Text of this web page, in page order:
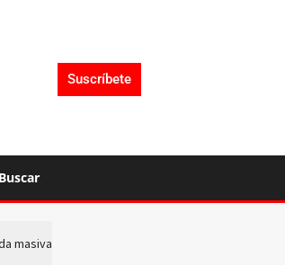
Suscríbete
Buscar
masiva de inmigrantes en Ceuta